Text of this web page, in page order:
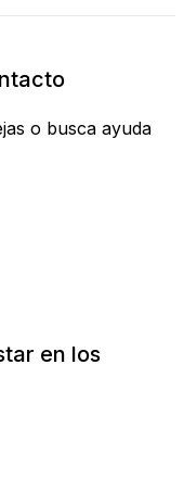
o busca ayuda
en los